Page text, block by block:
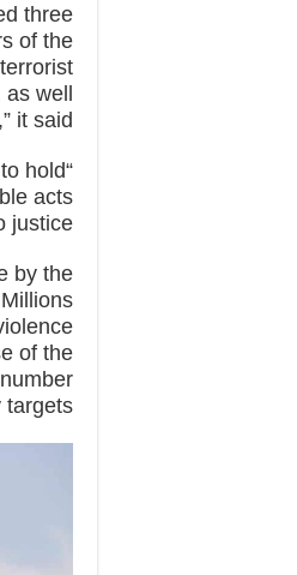
three
of the
as well
it said.
hold
acts
by the
of the